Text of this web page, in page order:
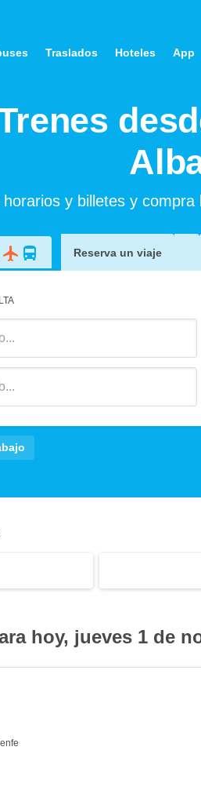
Traslados Hoteles App
y billetes y
Reserva un viaje
hoy, jueves 1 de